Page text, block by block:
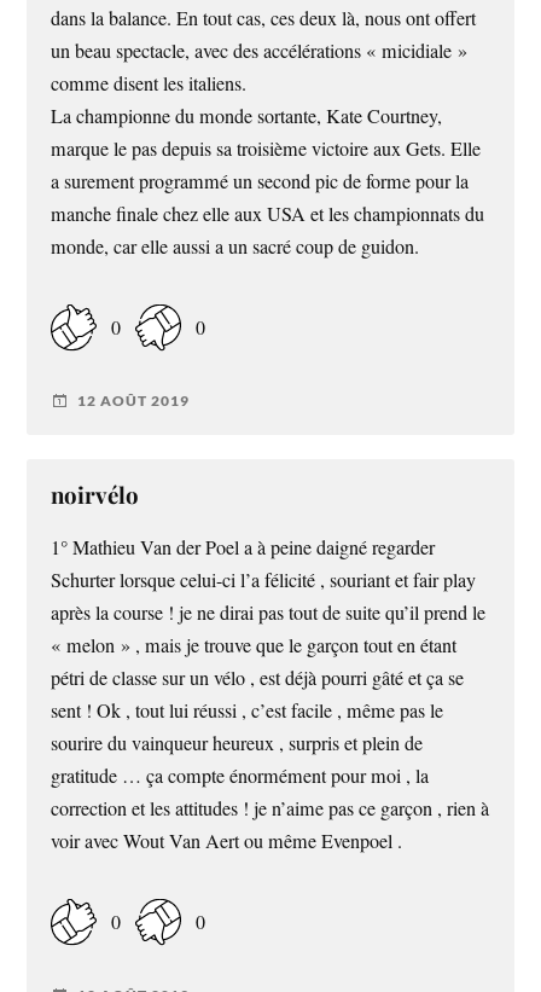
dans la balance. En tout cas, ces deux là, nous ont offert
un beau spectacle, avec des accélérations « micidiale »
comme disent les italiens.
La championne du monde sortante, Kate Courtney,
marque le pas depuis sa troisième victoire aux Gets. Elle
a surement programmé un second pic de forme pour la
manche finale chez elle aux USA et les championnats du
monde, car elle aussi a un sacré coup de guidon.
0 0
12 AOÛT 2019
noirvélo
1° Mathieu Van der Poel a à peine daigné regarder
Schurter lorsque celui-ci l’a félicité , souriant et fair play
après la course ! je ne dirai pas tout de suite qu’il prend le
« melon » , mais je trouve que le garçon tout en étant
pétri de classe sur un vélo , est déjà pourri gâté et ça se
sent ! Ok , tout lui réussi , c’est facile , même pas le
sourire du vainqueur heureux , surpris et plein de
gratitude … ça compte énormément pour moi , la
correction et les attitudes ! je n’aime pas ce garçon , rien à
voir avec Wout Van Aert ou même Evenpoel .
0 0